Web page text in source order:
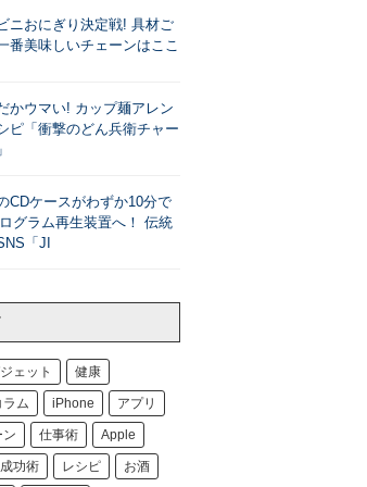
ニおにぎり決定戦! 具材ご
番美味しいチェーンはここ
かウマい! カップ麺アレン
ピ「衝撃のどん兵衛チャー
CDケースがわずか10分で
グラム再生装置へ！ 伝統
「JI
ェット 健康
ラム iPhone アプリ
ン 仕事術 Apple
成功術 レシピ お酒